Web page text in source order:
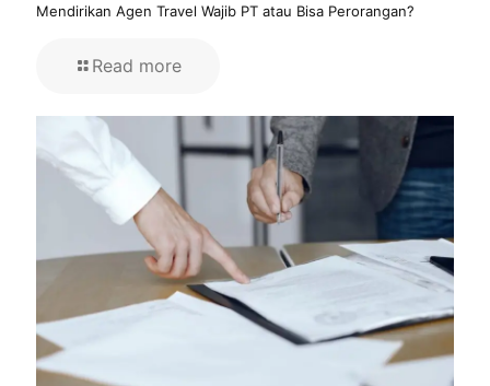
Mendirikan Agen Travel Wajib PT atau Bisa Perorangan?
Read more